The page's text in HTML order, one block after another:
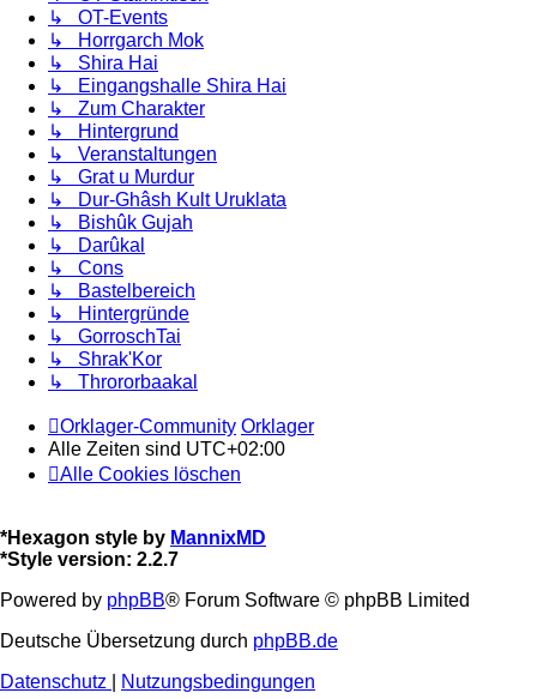
↳ OT-Events
↳ Horrgarch Mok
↳ Shira Hai
↳ Eingangshalle Shira Hai
↳ Zum Charakter
↳ Hintergrund
↳ Veranstaltungen
↳ Grat u Murdur
↳ Dur-Ghâsh Kult Uruklata
↳ Bishûk Gujah
↳ Darûkal
↳ Cons
↳ Bastelbereich
↳ Hintergründe
↳ GorroschTai
↳ Shrak'Kor
↳ Thrororbaakal
Orklager-Community Orklager
Alle Zeiten sind UTC+02:00
Alle Cookies löschen
*Hexagon style by MannixMD
*Style version: 2.2.7
Powered by phpBB® Forum Software © phpBB Limited
Deutsche Übersetzung durch phpBB.de
Datenschutz
Nutzungsbedingungen